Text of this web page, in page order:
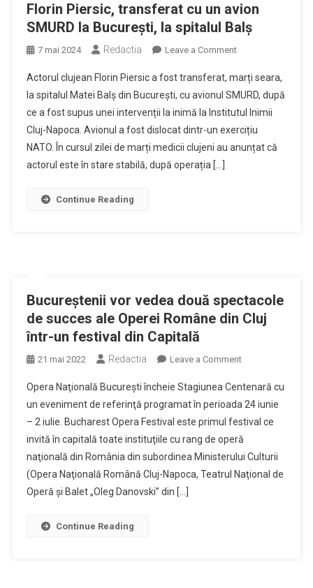
Florin Piersic, transferat cu un avion
SMURD la București, la spitalul Balș
7 mai 2024 Redactia Leave a Commenton
Piersic,
transferat
cu
un
avion
Actorul clujean Florin Piersic a fost transferat, marți seara,
la spitalul Matei Balș din București, cu avionul SMURD, după
ce a fost supus unei intervenții la inimă la Institutul Inimii
Cluj-Napoca. Avionul a fost dislocat dintr-un exercițiu
NATO. În cursul zilei de marți medicii clujeni au anunțat că
actorul este în stare stabilă, după operația […]
Continue Reading
Bucureștenii vor vedea două spectacole
de succes ale Operei Române din Cluj
într-un festival din Capitală
21 mai 2022 Redactia Leave a Commenton
vor
vedea
două
spectacole
de
succes
Opera Naţională Bucureşti încheie Stagiunea Centenară cu
un eveniment de referinţă programat în perioada 24 iunie
– 2 iulie. Bucharest Opera Festival este primul festival ce
invită în capitală toate instituţiile cu rang de operă
naţională din România din subordinea Ministerului Culturii
(Opera Naţională Română Cluj-Napoca, Teatrul Naţional de
Operă şi Balet „Oleg Danovski” din […]
Continue Reading